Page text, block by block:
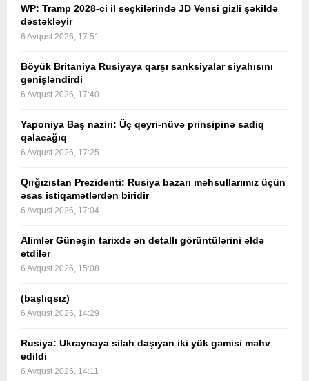
WP: Tramp 2028-ci il seçkilərində JD Vensi gizli şəkildə
dəstəkləyir
6 Avqust 2026, 17:51
Böyük Britaniya Rusiyaya qarşı sanksiyalar siyahısını
genişləndirdi
6 Avqust 2026, 17:40
Yaponiya Baş naziri: Üç qeyri-nüvə prinsipinə sadiq
qalacağıq
6 Avqust 2026, 17:25
Qırğızıstan Prezidenti: Rusiya bazarı məhsullarımız üçün
əsas istiqamətlərdən biridir
6 Avqust 2026, 17:04
Alimlər Günəşin tarixdə ən detallı görüntülərini əldə
etdilər
6 Avqust 2026, 15:08
(başlıqsız)
6 Avqust 2026, 14:29
Rusiya: Ukraynaya silah daşıyan iki yük gəmisi məhv
edildi
6 Avqust 2026, 14:11